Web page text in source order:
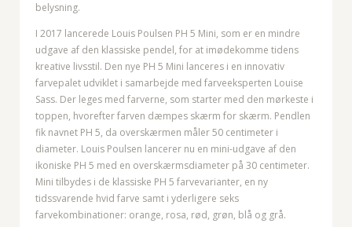
belysning.
I 2017 lancerede Louis Poulsen PH 5 Mini, som er en mindre
udgave af den klassiske pendel, for at imødekomme tidens
kreative livsstil. Den nye PH 5 Mini lanceres i en innovativ
farvepalet udviklet i samarbejde med farveeksperten Louise
Sass. Der leges med farverne, som starter med den mørkeste i
toppen, hvorefter farven dæmpes skærm for skærm. Pendlen
fik navnet PH 5, da overskærmen måler 50 centimeter i
diameter. Louis Poulsen lancerer nu en mini-udgave af den
ikoniske PH 5 med en overskærmsdiameter på 30 centimeter.
Mini tilbydes i de klassiske PH 5 farvevarianter, en ny
tidssvarende hvid farve samt i yderligere seks
farvekombinationer: orange, rosa, rød, grøn, blå og grå.